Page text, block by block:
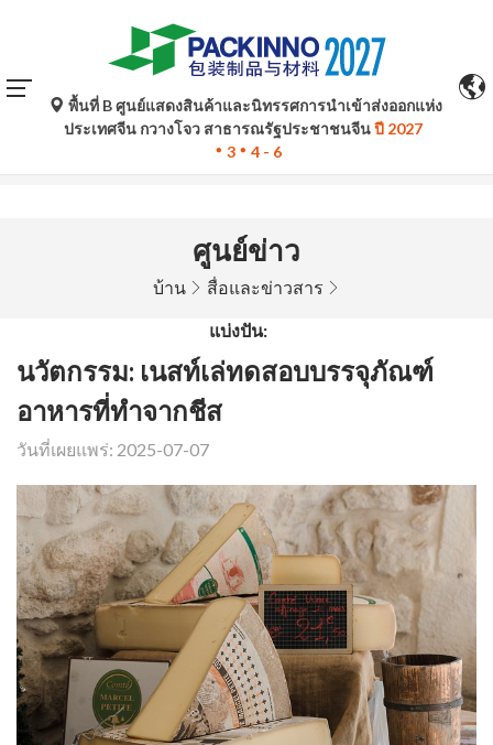
การแปลอัตโนมัติโดย Google Translate มีไว้เพื่อเป็นข้อมูล
อ้างอิงเท่านั้นและอาจไม่ถูกต้อง โปรดอ้างอิงจากฉบับภาษา
ต้นฉบับหากมีข้อสงสัยใด ๆ
พื้นที่ B ศูนย์แสดงสินค้าและนิทรรศการนำเข้าส่งออกแห่ง
ประเทศจีน กวางโจว สาธารณรัฐประชาชนจีนปี 2027
3
4 - 6
ศูนย์ข่าว
บ้าน สื่อและข่าวสาร
แบ่งปัน:
นวัตกรรม: เนสท์เล่ทดสอบบรรจุภัณฑ์
อาหารที่ทำจากชีส
วันที่เผยแพร่: 2025-07-07